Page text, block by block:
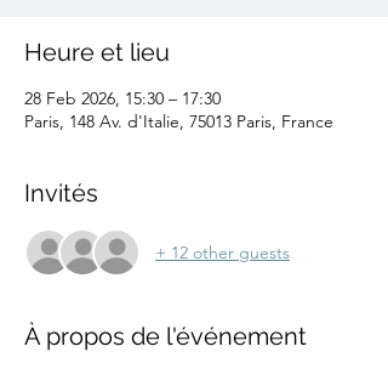
Heure et lieu
28 Feb 2026, 15:30 – 17:30
Paris, 148 Av. d'Italie, 75013 Paris, France
Invités
+ 12 other guests
À propos de l'événement